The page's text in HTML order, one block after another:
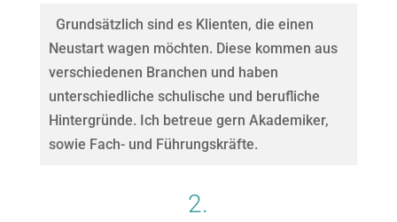
Grundsätzlich sind es Klienten, die einen
Neustart wagen möchten. Diese kommen aus
verschiedenen Branchen und haben
unterschiedliche schulische und berufliche
Hintergründe. Ich betreue gern Akademiker,
sowie Fach- und Führungskräfte.
2.